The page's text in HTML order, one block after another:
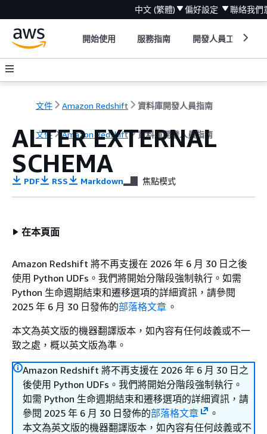
中文 (繁體) 偏好設定 聯絡我們
開始使用 服務指南 開發人員工具
文件 Amazon Redshift 資料庫開發人員指南
文件 Amazon Redshift 資料庫開發人員指南
ALTER EXTERNAL
SCHEMA
PDF RSS Markdown 焦點模式
在本頁面
Amazon Redshift 將不再支援在 2026 年 6 月 30 日之後
使用 Python UDFs。我們將開始分階段強制執行。如需
Python 生命週期結束和遷移選項的詳細資訊，請參閱
2025 年 6 月 30 日發佈的部落格文章 。
本文為英文版的機器翻譯版本，如內容有任何歧義或不一
致之處，概以英文版為準。
Amazon Redshift 將不再支援在 2026 年 6 月 30 日之
後使用 Python UDFs。我們將開始分階段強制執行。
如需 Python 生命週期結束和遷移選項的詳細資訊，請
參閱 2025 年 6 月 30 日發佈的部落格文章
。
本文為英文版的機器翻譯版本，如內容有任何歧義或不